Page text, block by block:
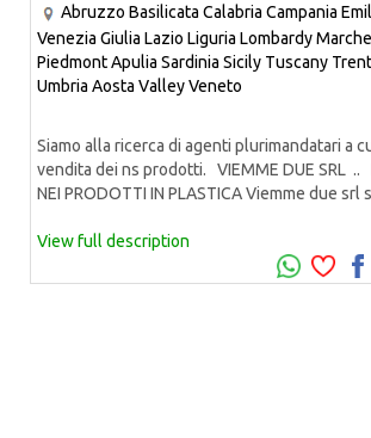
Abruzzo Basilicata Calabria Campania
Venezia Giulia Lazio Liguria LombardyMarche
PiedmontApulia Sardinia Sicily Tuscany
Umbria Aosta ValleyVeneto
Siamo alla ricerca di agenti plurimandatari a
vendita dei ns prodotti. VIEMME DUE SRL ..
NEI PRODOTTI IN PLASTICA Viemme due srl
View full description